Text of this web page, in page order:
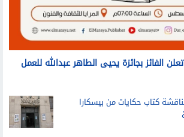
الفائز بجائزة يحيى الطاهر عبدالله للعمل